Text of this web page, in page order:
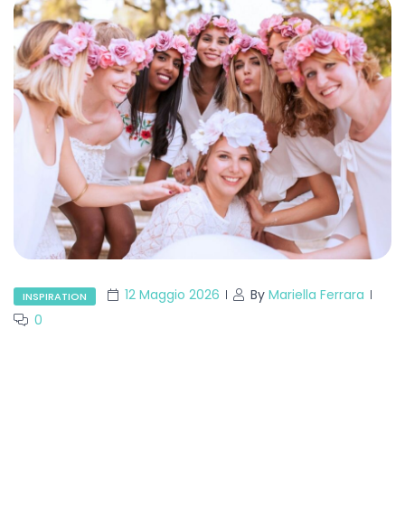
INSPIRATION 12 Maggio 2026 By Mariella Ferrara
0